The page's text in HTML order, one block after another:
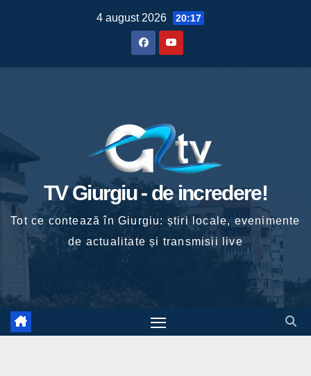
4 august 2026 20:17
TV Giurgiu - de incredere!
Tot ce contează în Giurgiu: știri locale, evenimente
de actualitate și transmisii live